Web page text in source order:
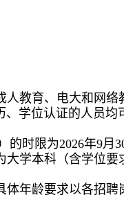
教育、电大和网
学位认证的人员均
时限为2026年9月
学本科（含学位要
体年龄要求以各招